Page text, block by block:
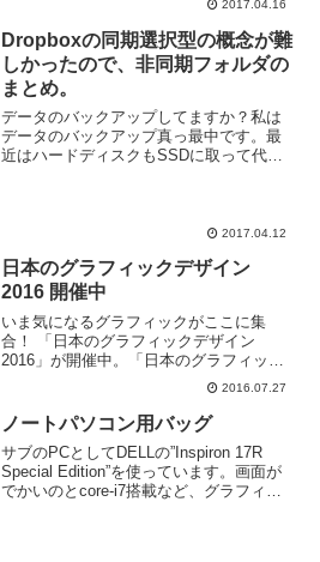
2017.04.16
Dropboxの同期選択型の概念が難
しかったので、非同期フォルダの
まとめ。
データのバックアップしてますか？私は
データのバックアップ真っ最中です。最
近はハードディスクもSSDに取って代わ
2017.04.12
日本のグラフィックデザイン
2016 開催中
いま気になるグラフィックがここに集
合！ 「日本のグラフィックデザイン
2016」が開催中。「日本のグラフィック
デザイン2016」（東京ミッドタウン・デ
ザインハブ第59回企画展）会期：2016年
6月17日（金）～8月8日（月）会場：東京
ミッドタ...
2016.07.27
ノートパソコン用バッグ
サブのPCとしてDELLの”Inspiron 17R
Special Edition”を使っています。画面が
でかいのとcore-i7搭載など、グラフィッ